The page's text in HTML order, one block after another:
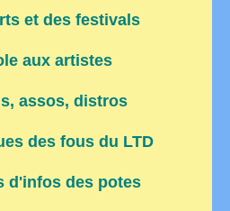
et des festivals
aux artistes
assos, distros
des fous du LTD
d'infos des potes